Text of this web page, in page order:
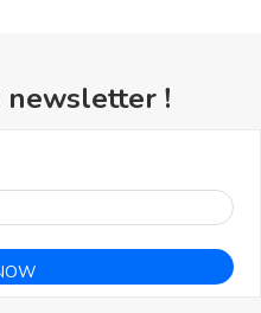
newsletter !